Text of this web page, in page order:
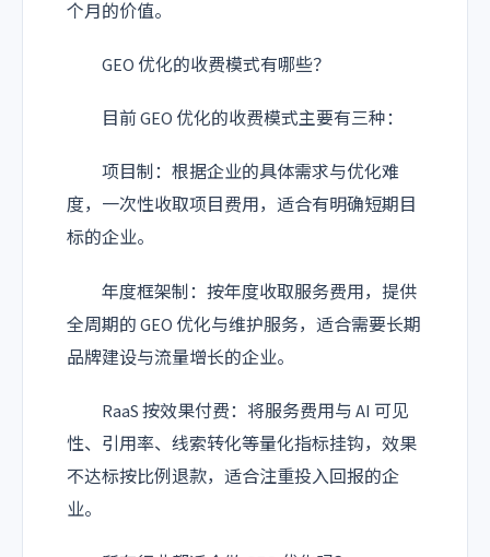
个月的价值。
GEO 优化的收费模式有哪些？
目前 GEO 优化的收费模式主要有三种：
项目制：根据企业的具体需求与优化难
度，一次性收取项目费用，适合有明确短期目
标的企业。
年度框架制：按年度收取服务费用，提供
全周期的 GEO 优化与维护服务，适合需要长期
品牌建设与流量增长的企业。
RaaS 按效果付费：将服务费用与 AI 可见
性、引用率、线索转化等量化指标挂钩，效果
不达标按比例退款，适合注重投入回报的企
业。